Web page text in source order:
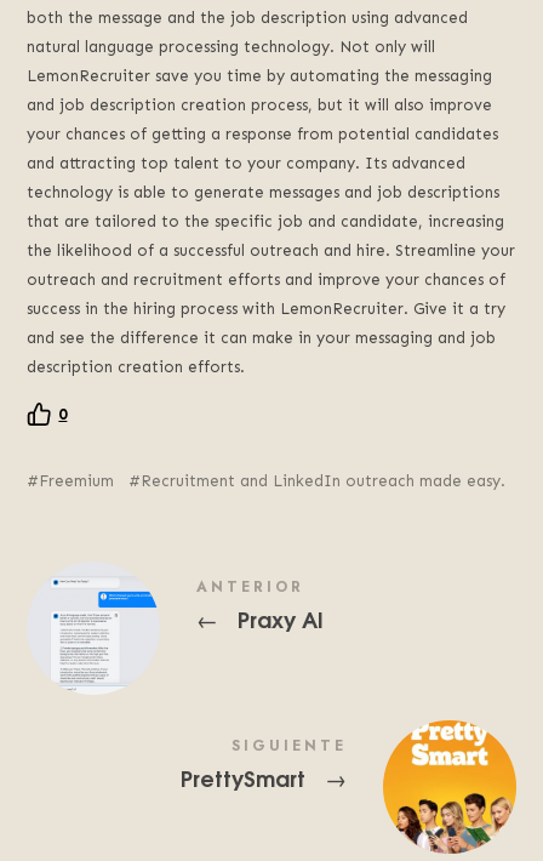
both the message and the job description using advanced
natural language processing technology. Not only will
LemonRecruiter save you time by automating the messaging
and job description creation process, but it will also improve
your chances of getting a response from potential candidates
and attracting top talent to your company. Its advanced
technology is able to generate messages and job descriptions
that are tailored to the specific job and candidate, increasing
the likelihood of a successful outreach and hire. Streamline your
outreach and recruitment efforts and improve your chances of
success in the hiring process with LemonRecruiter. Give it a try
and see the difference it can make in your messaging and job
description creation efforts.
0
Freemium Recruitment and LinkedIn outreach made easy.
ANTERIOR
← Praxy AI
SIGUIENTE
PrettySmart →